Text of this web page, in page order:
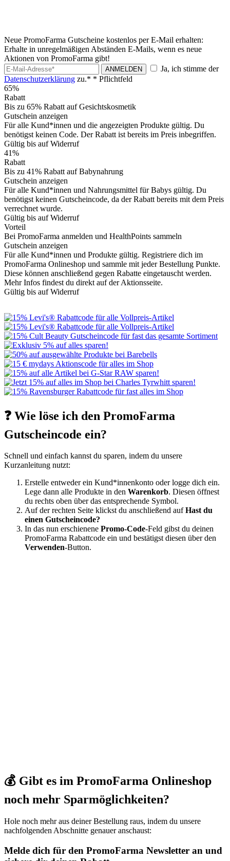
Neue PromoFarma Gutscheine kostenlos per E-Mail erhalten:
Erhalte in unregelmäßigen Abständen E-Mails, wenn es neue
Aktionen von PromoFarma gibt!
ANMELDEN
Ja, ich stimme der
Datenschutzerklärung zu.* * Pflichtfeld
65%
Rabatt
Bis zu 65% Rabatt auf Gesichtskosmetik
Gutschein anzeigen
Für alle Kund*innen und die angezeigten Produkte gültig. Du
benötigst keinen Code. Der Rabatt ist bereits im Preis inbegriffen.
Gültig bis auf Widerruf
41%
Rabatt
Bis zu 41% Rabatt auf Babynahrung
Gutschein anzeigen
Für alle Kund*innen und Nahrungsmittel für Babys gültig. Du
benötigst keinen Gutscheincode, da der Rabatt bereits mit dem Preis
verrechnet wurde.
Gültig bis auf Widerruf
Vorteil
Bei PromoFarma anmelden und HealthPoints sammeln
Gutschein anzeigen
Für alle Kund*innen und Produkte gültig. Registriere dich im
PromoFarma Onlineshop und sammle mit jeder Bestellung Punkte.
Diese können anschließend gegen Rabatte eingetauscht werden.
Mehr Infos findest du direkt auf der Aktionsseite.
Gültig bis auf Widerruf
❓ Wie löse ich den PromoFarma
Gutscheincode ein?
Schnell und einfach kannst du sparen, indem du unsere
Kurzanleitung nutzt:
Erstelle entweder ein Kund*innenkonto oder logge dich ein.
Lege dann alle Produkte in den Warenkorb. Diesen öffnest
du rechts oben über das entsprechende Symbol.
Auf der rechten Seite klickst du anschließend aufHast du
einen Gutscheincode?
In das nun erschienene Promo-Code-Feld gibst du deinen
PromoFarma Rabattcode ein und bestätigst diesen über den
Verwenden-Button.
💰 Gibt es im PromoFarma Onlineshop
noch mehr Sparmöglichkeiten?
Hole noch mehr aus deiner Bestellung raus, indem du unsere
nachfolgenden Abschnitte genauer anschaust:
Melde dich für den PromoFarma Newsletter an und